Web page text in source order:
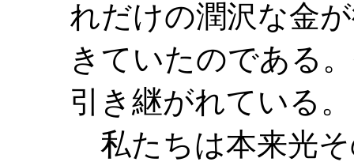
れだけの潤沢な金
きていたのである
引き継がれている。
私たちは本来光